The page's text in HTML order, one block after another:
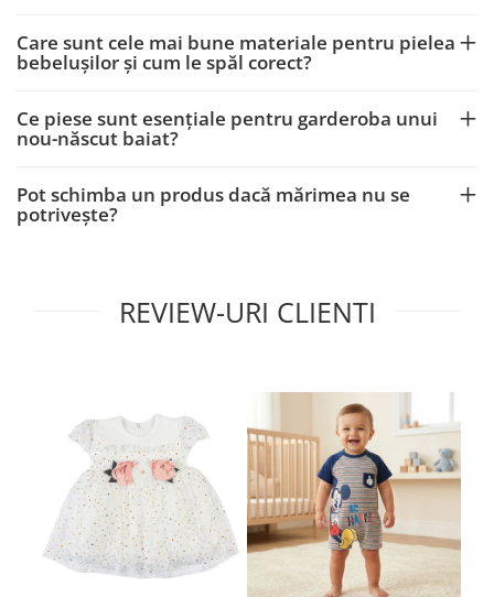
Care sunt cele mai bune materiale pentru pielea
bebelușilor și cum le spăl corect?
Ce piese sunt esențiale pentru garderoba unui
nou-născut baiat?
Pot schimba un produs dacă mărimea nu se
potrivește?
REVIEW-URI CLIENTI